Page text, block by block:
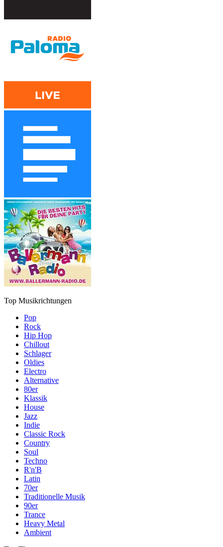
Top Musikrichtungen
Pop
Rock
Hip Hop
Chillout
Schlager
Oldies
Electro
Alternative
80er
Klassik
House
Jazz
Indie
Classic Rock
Country
Soul
Techno
R'n'B
Latin
70er
Traditionelle Musik
90er
Trance
Heavy Metal
Ambient